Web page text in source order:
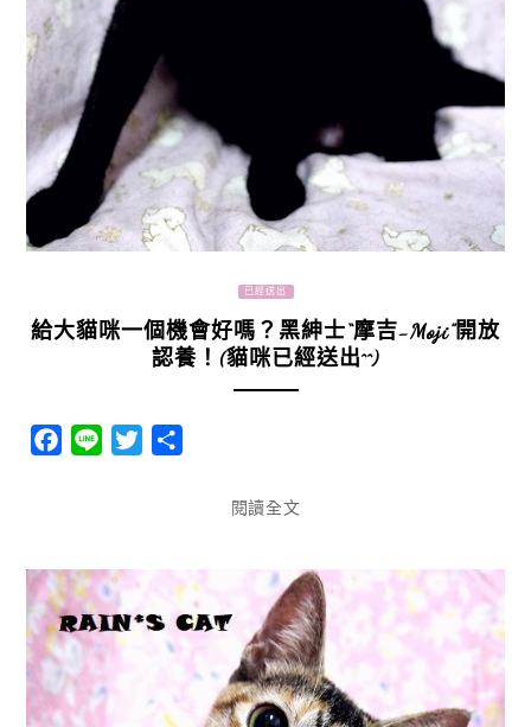
已經送出
給大貓咪一個機會好嗎？黑紳士“摩吉-Moji”開放
認養！(貓咪已經送出^^)
Facebook
Line Twitter
閱讀全文